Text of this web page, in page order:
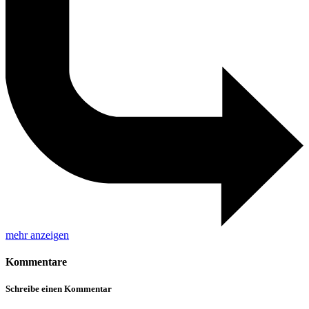
mehr anzeigen
Kommentare
Schreibe einen Kommentar